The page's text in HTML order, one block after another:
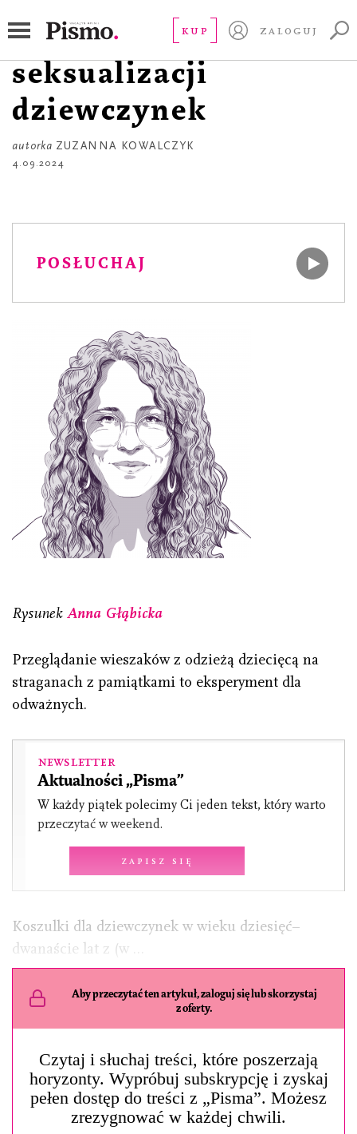
KUP ZALOGUJ
À propos
seksualizacji
dziewczynek
autorka ZUZANNA KOWALCZYK
4.09.2024
POSŁUCHAJ
Rysunek Anna Głąbicka
Przeglądanie wieszaków z odzieżą dziecięcą na
straganach z pamiątkami to eksperyment dla
odważnych.
Newsletter
Aktualności „Pisma”
W każdy piątek polecimy Ci jeden tekst, który warto
przeczytać w weekend.
Zapisz się
Koszulki dla dziewczynek w wieku dziesięć–
dwanaście lat z (w …
Aby przeczytać ten artykuł, zaloguj się lub skorzystaj
z oferty.
Czytaj i słuchaj treści, które poszerzają
horyzonty. Wypróbuj subskrypcję i zyskaj
pełen dostęp do treści z „Pisma”. Możesz
zrezygnować w każdej chwili.